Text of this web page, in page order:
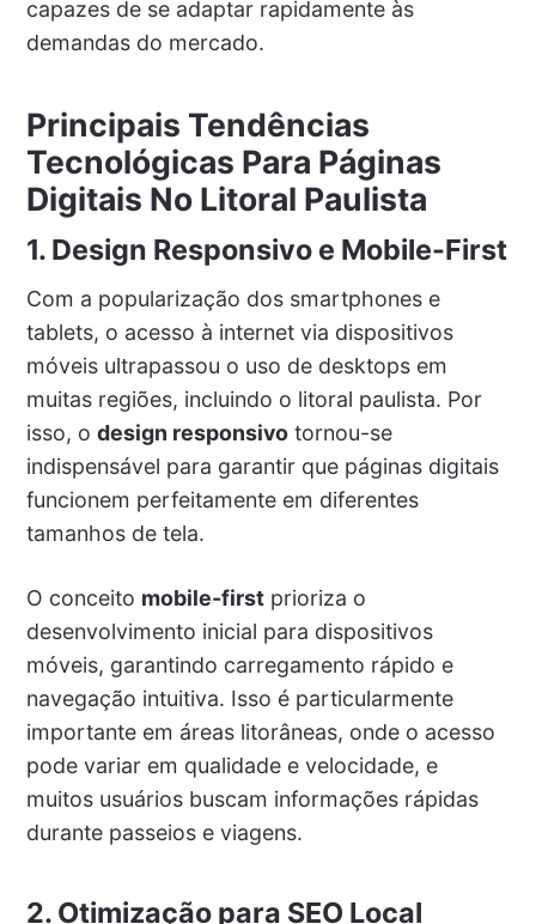
capazes de se adaptar rapidamente às
demandas do mercado.
Principais Tendências
Tecnológicas Para Páginas
Digitais No Litoral Paulista
1. Design Responsivo e Mobile-First
Com a popularização dos smartphones e
tablets, o acesso à internet via dispositivos
móveis ultrapassou o uso de desktops em
muitas regiões, incluindo o litoral paulista. Por
isso, o design responsivotornou-se
indispensável para garantir que páginas digitais
funcionem perfeitamente em diferentes
tamanhos de tela.
O conceito mobile-firstprioriza o
desenvolvimento inicial para dispositivos
móveis, garantindo carregamento rápido e
navegação intuitiva. Isso é particularmente
importante em áreas litorâneas, onde o acesso
pode variar em qualidade e velocidade, e
muitos usuários buscam informações rápidas
durante passeios e viagens.
2. Otimização para SEO Local